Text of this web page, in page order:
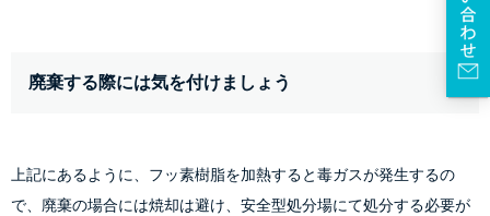
廃棄する際には気を付けましょう
上記にあるように、フッ素樹脂を加熱すると毒ガスが発生するの
で、廃棄の場合には焼却は避け、安全型処分場にて処分する必要が